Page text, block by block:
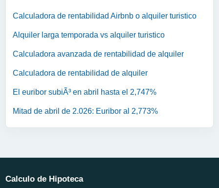
Calculadora de rentabilidad Airbnb o alquiler turistico
Alquiler larga temporada vs alquiler turistico
Calculadora avanzada de rentabilidad de alquiler
Calculadora de rentabilidad de alquiler
El euribor subiÃ³ en abril hasta el 2,747%
Mitad de abril de 2.026: Euribor al 2,773%
Calculo de Hipoteca